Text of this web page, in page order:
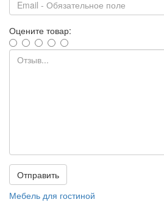
Оцените товар:
Отправить
Мебель для гостиной